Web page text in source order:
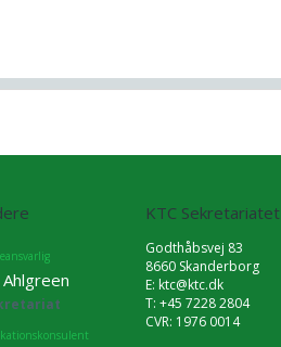
KTC Sekretariatet
Godthåbsvej 83
8660 Skanderborg
E: ktc@ktc.dk
T: +45 7228 2804
CVR: 1976 0014